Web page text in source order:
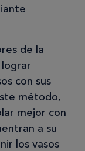
de la
con sus
método,
mejor con
a su
los vasos